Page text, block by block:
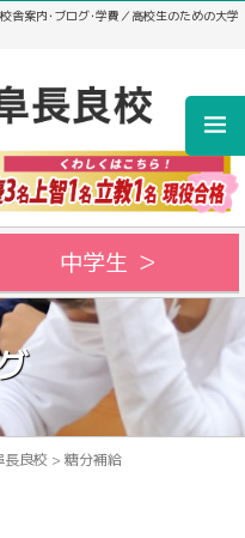
舎案内･ブログ･学費／高校生のための大学
中学生 ＞
長良校 > 糖分補給